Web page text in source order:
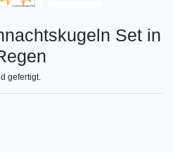
Set in
gefertigt.